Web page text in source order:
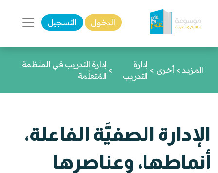
الدخول التسجيل
المزيـد > أخرى >
إدارة
التدريب
>
إدارة التدريب في المنظمة
المُتعلِّمة
الإدارة الصفيَّة الفاعلة،
أنماطها، وعناصرها